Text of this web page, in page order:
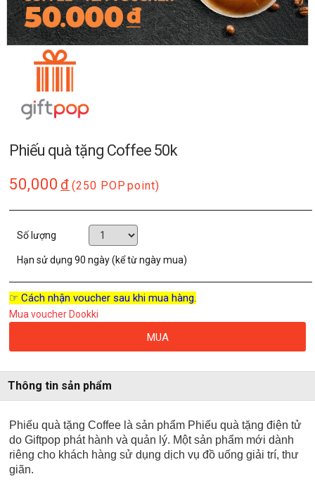
Phiếu quà tặng Coffee 50k
50,000 đ (250 POP point)
Số lượng
Hạn sử dụng90 ngày (kể từ ngày mua)
☞ Cách nhận voucher sau khi mua hàng.
Mua voucher Dookki
MUA
Thông tin sản phẩm
Phiếu quà tặng Coffee là sản phẩm Phiếu quà tặng điện tử
do Giftpop phát hành và quản lý. Một sản phẩm mới dành
riêng cho khách hàng sử dụng dịch vụ đồ uống giải trí, thư
giãn.